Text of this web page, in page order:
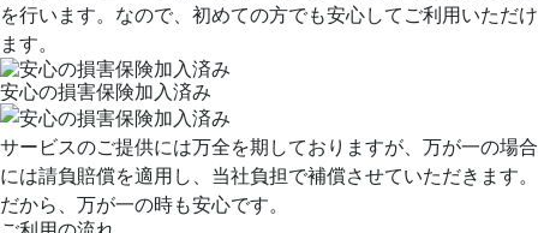
を行います。なので、初めての方でも安心してご利用いただけ
ます。
安心の損害保険加入済み
サービスのご提供には万全を期しておりますが、万が一の場合
には請負賠償を適用し、当社負担で補償させていただきます。
だから、万が一の時も安心です。